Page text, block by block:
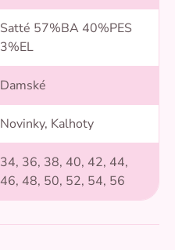
Satté 57%BA 40%PES
3%EL
Damské
Novinky, Kalhoty
34, 36, 38, 40, 42, 44,
46, 48, 50, 52, 54, 56